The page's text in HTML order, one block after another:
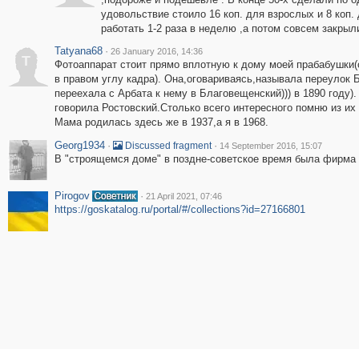
удовольствие стоило 16 коп. для взрослых и 8
работать 1-2 раза в неделю ,а потом совсем
T
Tatyana68 · 26 January 2016, 14:36
Фотоаппарат стоит прямо вплотную к дому моей
в правом углу кадра). Она,оговариваясь,называла
переехала с Арбата к нему в Благовещенский))) в 1890
говорила Ростовский.Столько всего интересного помню из их
Мама родилась здесь же в 1937,а я в 1968.
Georg1934 · Discussed fragment · 14 September 2016, 15:07
В "строящемся доме" в поздне-советское время была
Pirogov · 21 April 2021, 07:46
https://goskatalog.ru/portal/#/collections?id=27166801